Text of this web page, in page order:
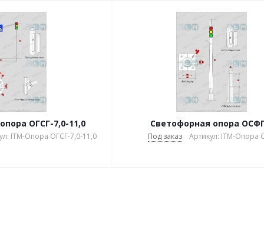
ОГСГ-7,0-11,0
ITM-Опора ОГСГ-7,0-11,0
Светофорная опора
Под заказ Артикул: ITM-Опора